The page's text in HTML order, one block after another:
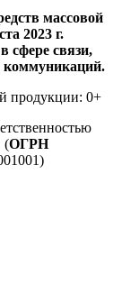
массовой
2023 г.
сфере связи,
коммуникаций.
продукции: 0+
(ОГРН